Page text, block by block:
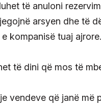
të anuloni
arsyen dhe të
kompanisë tuaj ajrore.
vendeve që janë